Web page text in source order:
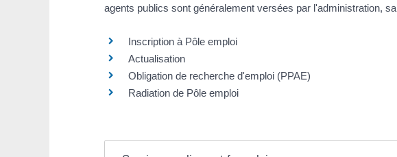
agents publics sont généralement versées par l'administration,
Inscription à Pôle emploi
Actualisation
Obligation de recherche d'emploi (PPAE)
Radiation de Pôle emploi